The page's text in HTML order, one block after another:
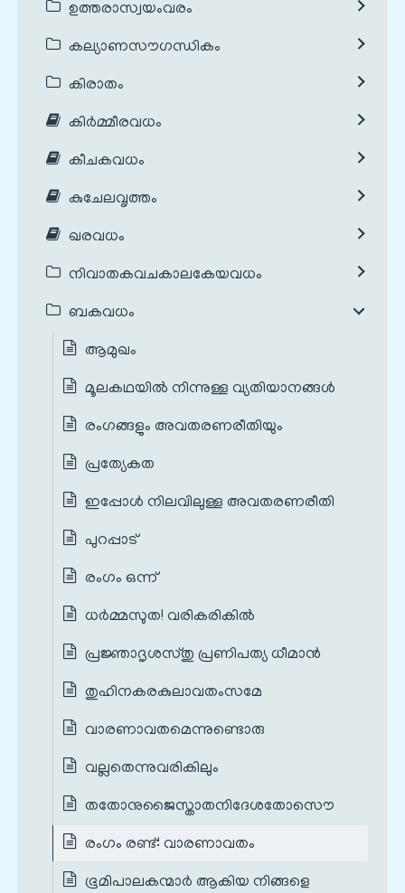
ഉത്തരാസ്വയംവരം
കല്യാണസൗഗന്ധികം
കിരാതം
കിർമ്മീരവധം
കീചകവധം
കുചേലവൃത്തം
ഖരവധം
നിവാതകവചകാലകേയവധം
ബകവധം
ആമുഖം
മൂലകഥയില്‍ നിന്നുള്ള വ്യതിയാനങ്ങൾ
രംഗങ്ങളും അവതരണരീതിയും
പ്രത്യേകത
ഇപ്പോള്‍ നിലവിലുള്ള അവതരണരീതി
പുറപ്പാട്
രംഗം ഒന്ന്
ധര്‍മ്മസുത! വരികരികില്‍
പ്രജ്ഞാദൃശസ്തു പ്രണിപത്യ ധീമാന്‍
തുഹിനകരകുലാവതംസമേ
വാരണാവതമെന്നുണ്ടൊരു
വല്ലതെന്നുവരികിലും
തതോനുജൈസ്താതനിദേശതോസൌ
രംഗം രണ്ട്: വാരണാവതം
ഭൂമിപാലകന്മാര്‍ ആകിയ നിങ്ങളെ